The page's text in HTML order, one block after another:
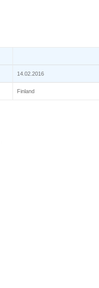
14.02.2016
Finland